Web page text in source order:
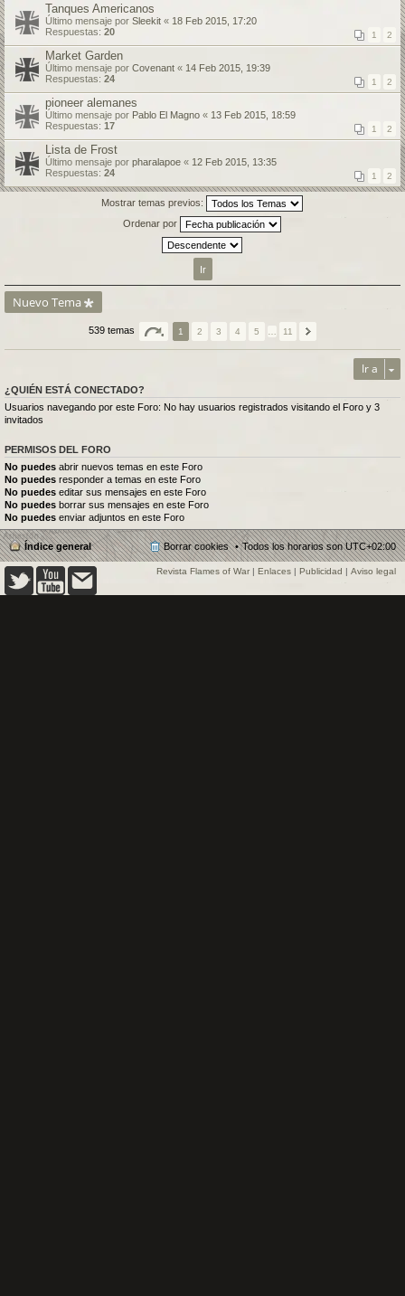
Tanques Americanos
Último mensaje por Sleekit « 18 Feb 2015, 17:20
Respuestas: 20 1 2
Market Garden
Último mensaje por Covenant « 14 Feb 2015, 19:39
Respuestas: 24 1 2
pioneer alemanes
Último mensaje por Pablo El Magno « 13 Feb 2015, 18:59
Respuestas: 17 1 2
Lista de Frost
Último mensaje por pharalapoe « 12 Feb 2015, 13:35
Respuestas: 24 1 2
Mostrar temas previos:
Ordenar por
Nuevo Tema
539 temas 1 2 3 4 5 11
Ir a
¿QUIÉN ESTÁ CONECTADO?
Usuarios navegando por este Foro: No hay usuarios registrados visitando el Foro y 3
invitados
PERMISOS DEL FORO
No puedes abrir nuevos temas en este Foro
No puedes responder a temas en este Foro
No puedes editar sus mensajes en este Foro
No puedes borrar sus mensajes en este Foro
No puedes enviar adjuntos en este Foro
Índice general Todos los horarios sonUTC+02:00
Borrar cookies
Revista Flames of War | Enlaces | Publicidad | Aviso legal